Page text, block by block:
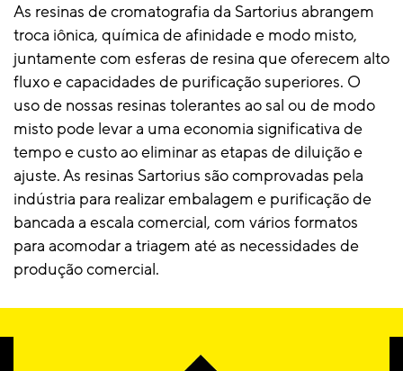
As resinas de cromatografia da Sartorius abrangem
troca iônica, química de afinidade e modo misto,
juntamente com esferas de resina que oferecem alto
fluxo e capacidades de purificação superiores. O
uso de nossas resinas tolerantes ao sal ou de modo
misto pode levar a uma economia significativa de
tempo e custo ao eliminar as etapas de diluição e
ajuste. As resinas Sartorius são comprovadas pela
indústria para realizar embalagem e purificação de
bancada a escala comercial, com vários formatos
para acomodar a triagem até as necessidades de
produção comercial.
Processamento flexível